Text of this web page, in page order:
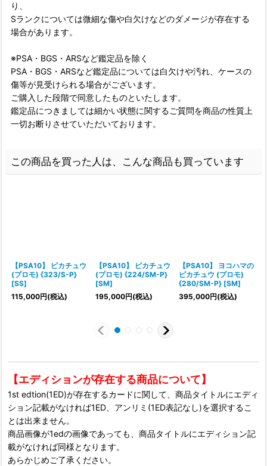
り、
Sランクについては微細な傷や白欠けなどのダメージが存在する
場合があります。
※PSA・BGS・ARSなど鑑定品を除く
PSA・BGS・ARSなど鑑定品については白欠けや汚れ、ケースの
傷等が見受けられる場合がございます。
ご購入した段階で同意したものといたします。
鑑定品につきましては細かい状態に関するご質問を商品の性質上
一切お断りさせていただいております。
この商品を買った人は、こんな商品も買っています
【PSA10】 ピカチュウ
(プロモ) {323/S-P}
[SS]
115,000円(税込)
【PSA10】 ピカチュウ
(プロモ) {224/SM-P}
[SM]
195,000円(税込)
【PSA10】 ヨコハマの
ピカチュウ (プロモ)
{280/SM-P} [SM]
395,000円(税込)
【エディションが存在する商品について】
1st edtion(1ED)が存在するカードに関して、商品タイトルにエディ
ション記載がなければ1ED、アンリミ(1ED表記なし)を選択するこ
とは出来ません。
商品画像が1edの画像であっても、商品タイトルにエディション記
載がなければ同様となります。
あらかじめご了承ください。